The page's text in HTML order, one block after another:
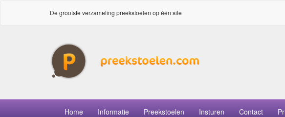
De grootste verzameling preekstoelen op één site
Home Informatie Preekstoelen Insturen Contact